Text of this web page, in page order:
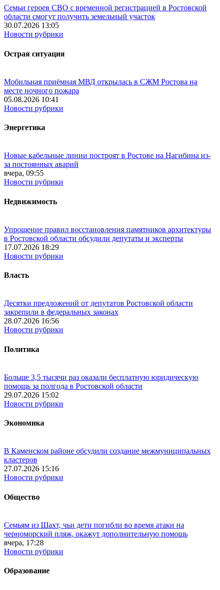
Семьи героев СВО с временной регистрацией в Ростовской
области смогут получить земельный участок
30.07.2026 13:05
Новости рубрики
Острая ситуация
Мобильная приёмная МВД открылась в СЖМ Ростова на
месте ночного пожара
05.08.2026 10:41
Новости рубрики
Энергетика
Новые кабельные линии построят в Ростове на Нагибина из-
за постоянных аварий
вчера, 09:55
Новости рубрики
Недвижимость
Упрощение правил восстановления памятников архитектуры
в Ростовской области обсудили депутаты и эксперты
17.07.2026 18:29
Новости рубрики
Власть
Десятки предложений от депутатов Ростовской области
закрепили в федеральных законах
28.07.2026 16:56
Новости рубрики
Политика
Больше 3,5 тысячи раз оказали бесплатную юридическую
помощь за полгода в Ростовской области
29.07.2026 15:02
Новости рубрики
Экономика
В Каменском районе обсудили создание межмуниципальных
кластеров
27.07.2026 15:16
Новости рубрики
Общество
Семьям из Шахт, чьи дети погибли во время атаки на
черноморский пляж, окажут дополнительную помощь
вчера, 17:28
Новости рубрики
Образование